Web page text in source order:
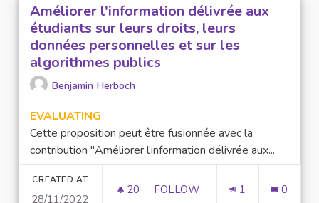
Améliorer l'information délivrée aux
étudiants sur leurs droits, leurs
données personnelles et sur les
algorithmes publics
Benjamin Herboch
EVALUATING
Cette proposition peut être fusionnée avec la
contribution "Améliorer l’information délivrée aux...
CREATED AT
28/11/2022
20 20 FOLLOWERS
FOLLOW 1 0